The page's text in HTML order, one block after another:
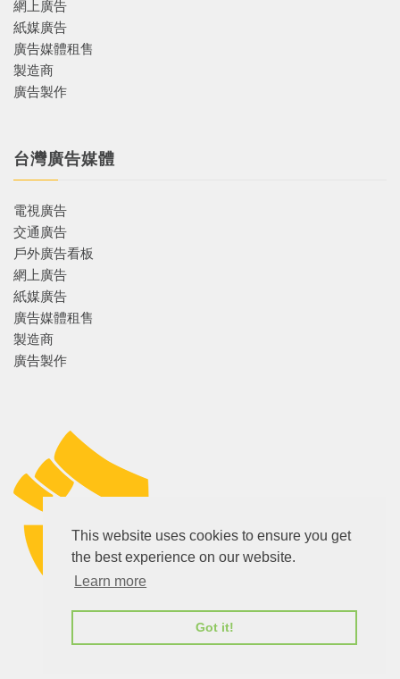
This website uses cookies to ensure you get
the best experience on our website.
Learn more
Got it!
網上廣告
紙媒廣告
廣告媒體租售
製造商
廣告製作
台灣廣告媒體
電視廣告
交通廣告
戶外廣告看板
網上廣告
紙媒廣告
廣告媒體租售
製造商
廣告製作
蕉銀芽 Jiukaboom